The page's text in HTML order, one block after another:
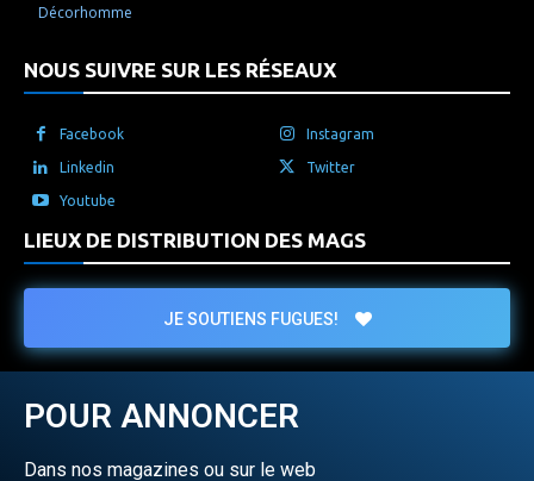
Décorhomme
NOUS SUIVRE SUR LES RÉSEAUX
Facebook Instagram
Linkedin Twitter
Youtube
LIEUX DE DISTRIBUTION DES MAGS
JE SOUTIENS FUGUES!
POUR ANNONCER
Dans nos magazines ou sur le web